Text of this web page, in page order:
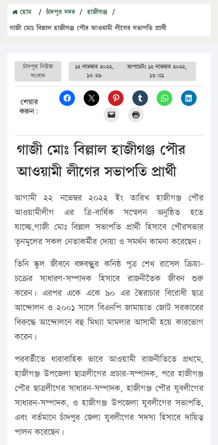
হোম / চাঁদপুর সদর / হাজীগঞ্জ /
গাজী মোঃ বিল্লাল হাজীগঞ্জ পৌর আওয়ামী লীগের সভাপতি প্রার্থী
চাঁদপুর নিউজ
সংবাদ
১২ নভেম্বার ২০২২,
১৩:২৯
আপডেটঃ ১২ নভেম্বার ২০২২,
১৩:৩১
শেয়ার
করুন:
গাজী মোঃ বিল্লাল হাজীগঞ্জ পৌর
আওয়ামী লীগের সভাপতি প্রার্থী
আগামী ২২ নভেম্বর ২০২২ ইং তারিখ হাজীগঞ্জ পৌর
আওয়ামীলীগ এর ত্রি-বার্ষিক সম্মেলন অনুষ্ঠিত হতে
যাচ্ছে,গাজী মোঃ বিল্লাল সভাপতি প্রার্থী হিসাবে পৌরসভার
তৃনমুলের সকল নেতাকর্মীর দোয়া ও সমর্থন কামনা করেছেন।
তিনি স্কুল জীবনে বঙ্গবন্ধুুর কনিষ্ঠ পুত্র শেখ রাসেল ক্রিয়া-
চক্রের সাধারণ-সম্পাদক হিসাবে রাজনীতৈক জীবন শুরু
করেন। এরপর একে একে ৯০ এর স্বৈরাচার বিরোধী ছাত্র
আন্দোলন ও ২০০১ সালে বিএনপি জামায়াত জোট সরকারের
বিরুদ্ধে আন্দোলনে বহু মিথ্যা মামলার আসামী হয়ে কারভোগ
করেন।
পরবর্তীতে ধারাবাহিক ভাবে আওয়ামী রাজনীতিতে প্রথমে,
হাজীগঞ্জ উপজেলা ছাত্রলীগের প্রচার-সম্পাদক, পরে হাজীগঞ্জ
পৌর ছাত্রলীগের সাধারন-সম্পাদক, হাজীগঞ্জ পৌর যুবলীগের
সাধারন-সম্পাদক, ও হাজীগঞ্জ উপজেলা যুবলীগের সভাপতি,
এবং বর্তমানে চাঁদপুর জেলা যুবলীগের সদস্য হিসাবে দায়িত্ব
পালন করেছেন।